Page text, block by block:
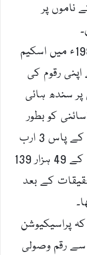
ناموں پر
نیب پراسیکیوٹر نے بتایا کہ 1988ء میں اسکیم
اپنی رقوم کی
سندھ ہائی
اسائنی کو بطور
لیکویڈیٹر مقرر کیا تھا، اسائنی کے پاس 3 ارب
64 کروڑ 99 لاکھ روپے مالیت کے 49 ہزار 139
کے بعد
پراسیکیوشن
سے رقم وصولی